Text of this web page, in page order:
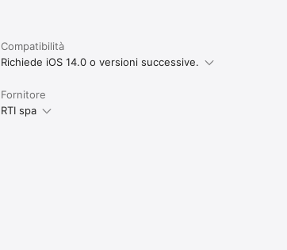
Compatibilità
Richiede iOS 14.0 o versioni successive.
Fornitore
RTI spa